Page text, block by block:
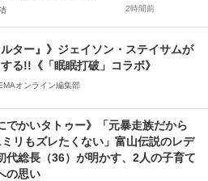
2時間前
ルター』》ジェイソン・ステイサムが
る!!《「眠眠打破」コラボ》
オンライン編集部
でかいタトゥー》「元暴走族だから
リもズレたくない」富山伝説のレデ
代総長（36）が明かす、2人の子育て
の思い